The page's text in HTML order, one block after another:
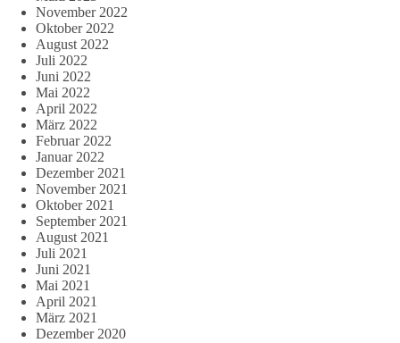
November 2022
Oktober 2022
August 2022
Juli 2022
Juni 2022
Mai 2022
April 2022
März 2022
Februar 2022
Januar 2022
Dezember 2021
November 2021
Oktober 2021
September 2021
August 2021
Juli 2021
Juni 2021
Mai 2021
April 2021
März 2021
Dezember 2020